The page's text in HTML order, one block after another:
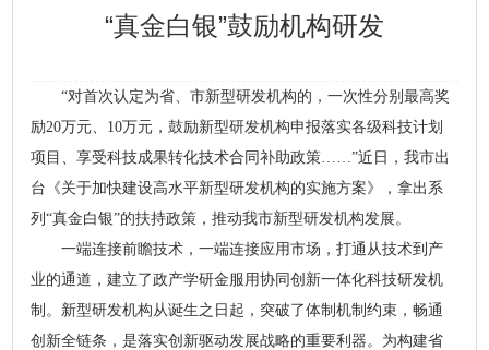
“真金白银”鼓励机构研发
“对首次认定为省、市新型研发机构的，一次性分别最高奖
励20万元、10万元，鼓励新型研发机构申报落实各级科技计划
项目、享受科技成果转化技术合同补助政策……”近日，我市出
台《关于加快建设高水平新型研发机构的实施方案》，拿出系
列“真金白银”的扶持政策，推动我市新型研发机构发展。
一端连接前瞻技术，一端连接应用市场，打通从技术到产
业的通道，建立了政产学研金服用协同创新一体化科技研发机
制。新型研发机构从诞生之日起，突破了体制机制约束，畅通
创新全链条，是落实创新驱动发展战略的重要利器。为构建省